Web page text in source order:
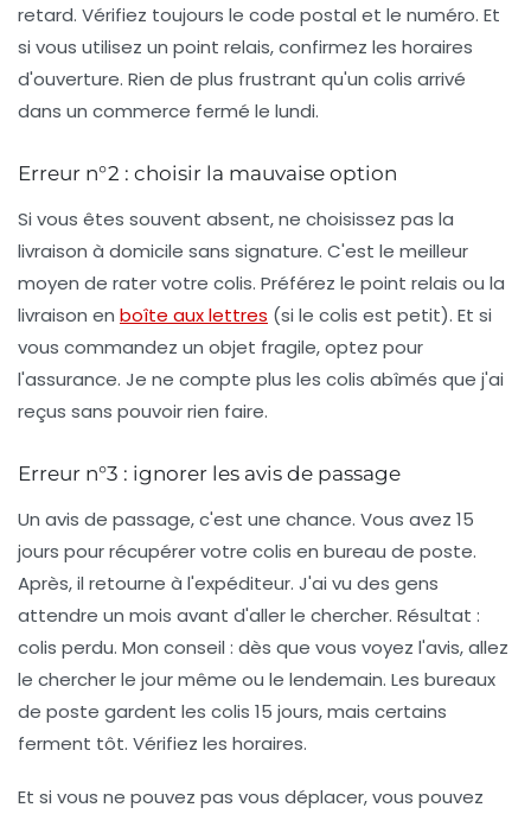
retard. Vérifiez toujours le code postal et le numéro. Et
si vous utilisez un point relais, confirmez les horaires
d'ouverture. Rien de plus frustrant qu'un colis arrivé
dans un commerce fermé le lundi.
Erreur n°2 : choisir la mauvaise option
Si vous êtes souvent absent, ne choisissez pas la
livraison à domicile sans signature. C'est le meilleur
moyen de rater votre colis. Préférez le point relais ou la
livraison en boîte aux lettres (si le colis est petit). Et si
vous commandez un objet fragile, optez pour
l'assurance. Je ne compte plus les colis abîmés que j'ai
reçus sans pouvoir rien faire.
Erreur n°3 : ignorer les avis de passage
Un avis de passage, c'est une chance. Vous avez 15
jours pour récupérer votre colis en bureau de poste.
Après, il retourne à l'expéditeur. J'ai vu des gens
attendre un mois avant d'aller le chercher. Résultat :
colis perdu. Mon conseil : dès que vous voyez l'avis, allez
le chercher le jour même ou le lendemain. Les bureaux
de poste gardent les colis 15 jours, mais certains
ferment tôt. Vérifiez les horaires.
Et si vous ne pouvez pas vous déplacer, vous pouvez